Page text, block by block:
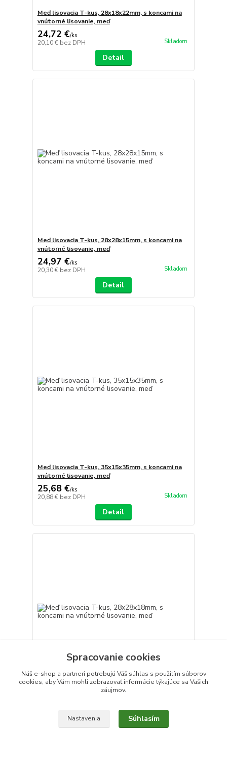
Meď lisovacia T-kus, 28x18x22mm, s koncami na
vnútorné lisovanie, meď
24,72 €/ks
20,10 € bez DPH Skladom
Detail
Meď lisovacia T-kus, 28x28x15mm, s koncami na
vnútorné lisovanie, meď
24,97 €/ks
20,30 € bez DPH Skladom
Detail
Meď lisovacia T-kus, 35x15x35mm, s koncami na
vnútorné lisovanie, meď
25,68 €/ks
20,88 € bez DPH Skladom
Detail
Meď lisovacia T-kus, 28x28x18mm, s koncami na
25,73 €/ks
Spracovanie cookies
Náš e-shop a partneri potrebujú Váš súhlas s použitím súborov
cookies, aby Vám mohli zobrazovať informácie týkajúce sa Vašich
záujmov.
Nastavenia Súhlasím